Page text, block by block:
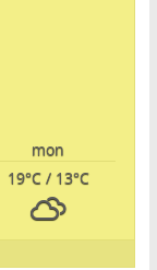
mon
19°C/ 13°C